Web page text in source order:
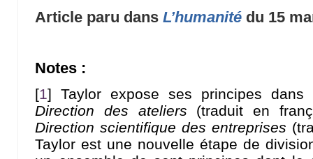
Article paru dansL’humanité du 15
Notes :
[1]Taylor expose ses principes
Direction des ateliers (traduit en
Direction scientifique des entreprises
Taylor est une nouvelle étape de